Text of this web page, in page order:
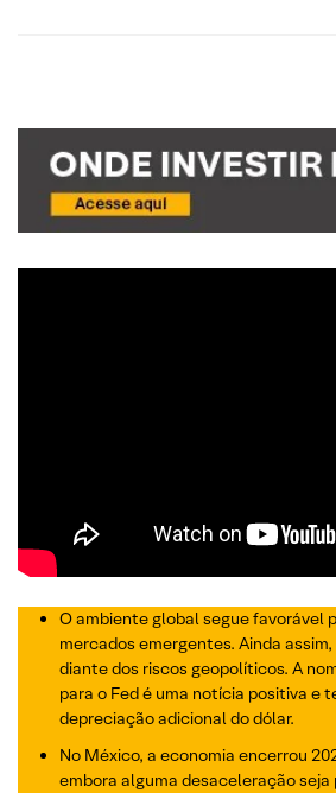
O ambiente global segue favorável
mercados emergentes. Ainda
diante dos riscos geopolíticos. A
para o Fed é uma notícia positiva e
depreciação adicional do dólar.
No México, a economia encerrou
embora alguma desaceleração seja